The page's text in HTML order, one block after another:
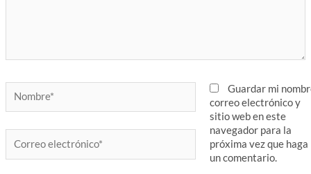
electrónico*
Guardar mi
correo electrónico y
sitio web en este
navegador para la
próxima vez que haga
un comentario.